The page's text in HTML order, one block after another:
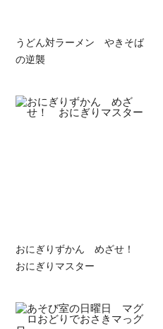
うどん対ラーメン やきそば
の逆襲
おにぎりずかん めざせ！
おにぎりマスター